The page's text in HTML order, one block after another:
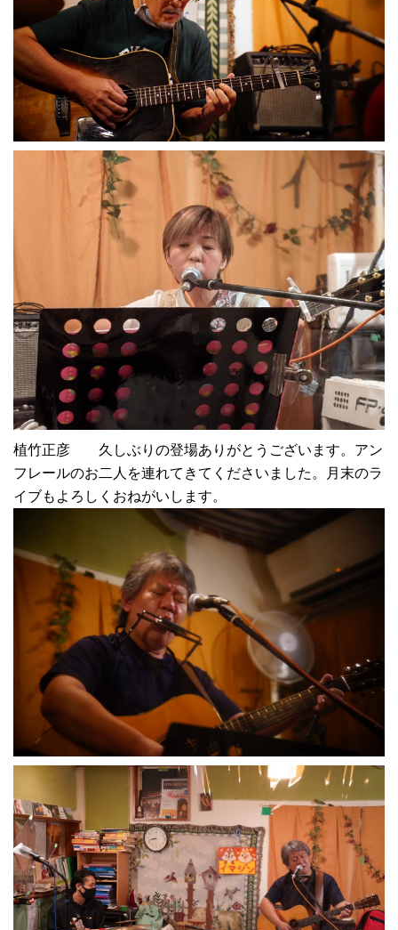
植竹正彦 久しぶりの登場ありがとうございます。アン
フレールのお二人を連れてきてくださいました。月末のラ
イブもよろしくおねがいします。